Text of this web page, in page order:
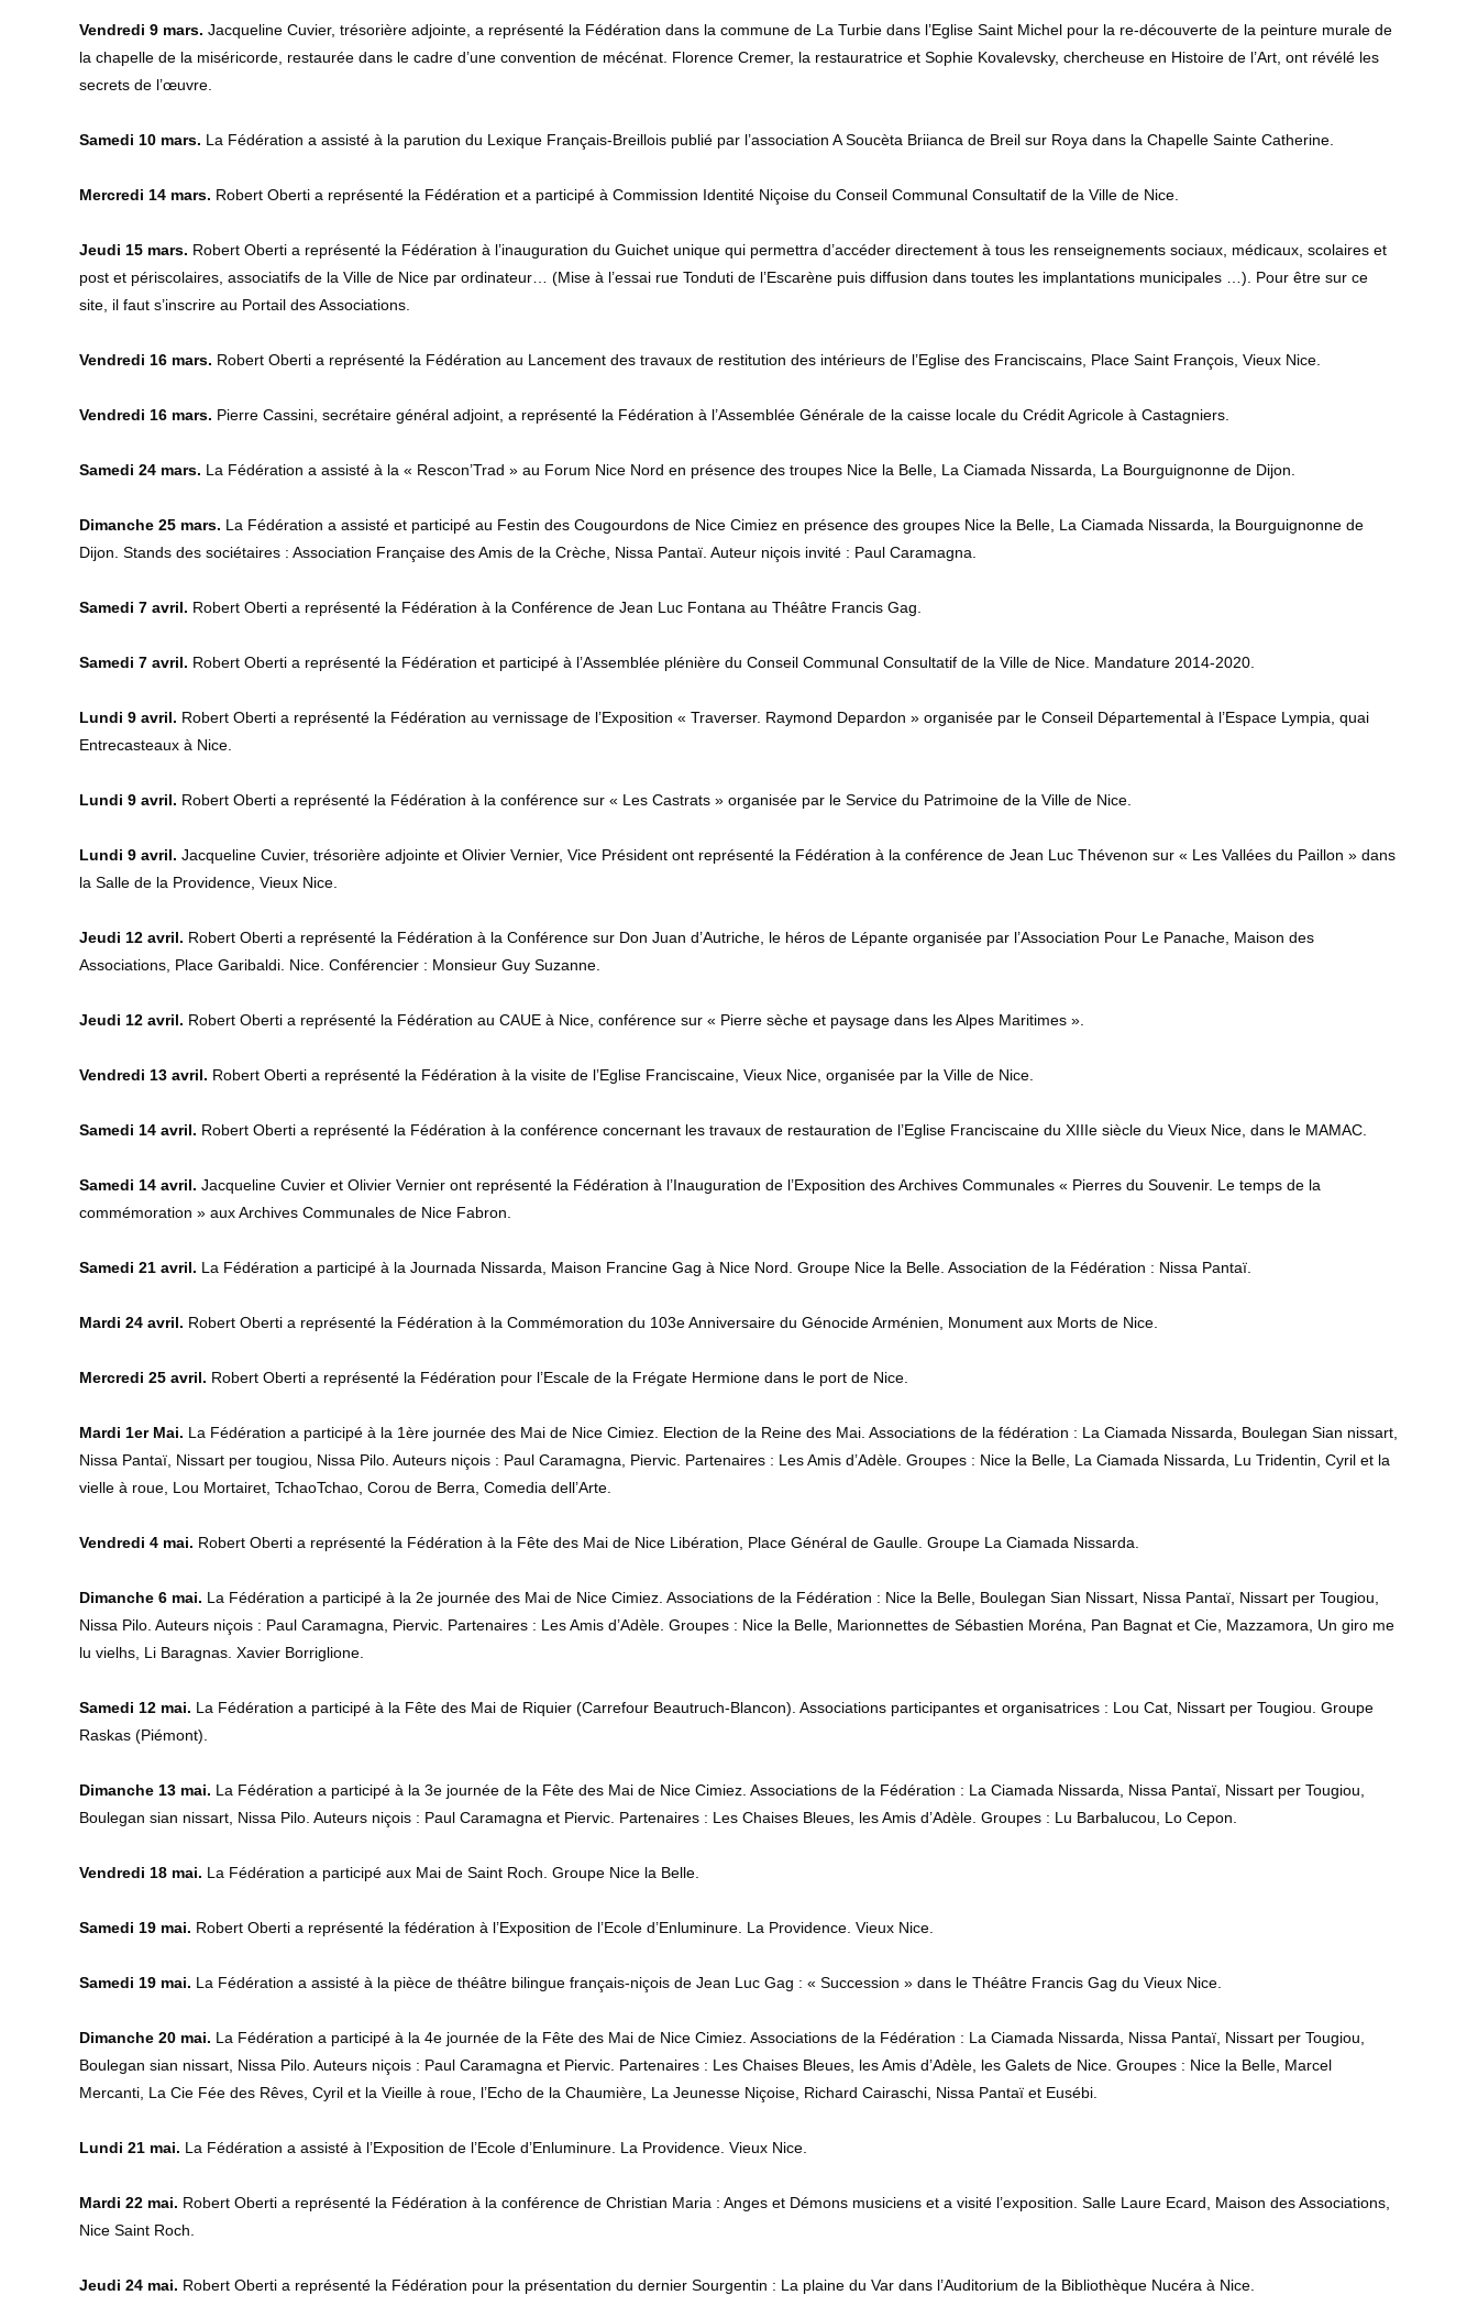
Vendredi 9 mars. Jacqueline Cuvier, trésorière adjointe, a représenté la Fédération dans la commune de La Turbie dans l’Eglise Saint Michel pour la re-découverte de la peinture murale de
la chapelle de la miséricorde, restaurée dans le cadre d’une convention de mécénat. Florence Cremer, la restauratrice et Sophie Kovalevsky, chercheuse en Histoire de l’Art, ont révélé les
secrets de l’œuvre.
Samedi 10 mars. La Fédération a assisté à la parution du Lexique Français-Breillois publié par l’association A Soucèta Briianca de Breil sur Roya dans la Chapelle Sainte Catherine.
Mercredi 14 mars. Robert Oberti a représenté la Fédération et a participé à Commission Identité Niçoise du Conseil Communal Consultatif de la Ville de Nice.
Jeudi 15 mars. Robert Oberti a représenté la Fédération à l’inauguration du Guichet unique qui permettra d’accéder directement à tous les renseignements sociaux, médicaux, scolaires et
post et périscolaires, associatifs de la Ville de Nice par ordinateur… (Mise à l’essai rue Tonduti de l’Escarène puis diffusion dans toutes les implantations municipales …). Pour être sur ce
site, il faut s’inscrire au Portail des Associations.
Vendredi 16 mars. Robert Oberti a représenté la Fédération au Lancement des travaux de restitution des intérieurs de l’Eglise des Franciscains, Place Saint François, Vieux Nice.
Vendredi 16 mars. Pierre Cassini, secrétaire général adjoint, a représenté la Fédération à l’Assemblée Générale de la caisse locale du Crédit Agricole à Castagniers.
Samedi 24 mars. La Fédération a assisté à la « Rescon’Trad » au Forum Nice Nord en présence des troupes Nice la Belle, La Ciamada Nissarda, La Bourguignonne de Dijon.
Dimanche 25 mars. La Fédération a assisté et participé au Festin des Cougourdons de Nice Cimiez en présence des groupes Nice la Belle, La Ciamada Nissarda, la Bourguignonne de
Dijon. Stands des sociétaires : Association Française des Amis de la Crèche, Nissa Pantaï. Auteur niçois invité : Paul Caramagna.
Samedi 7 avril. Robert Oberti a représenté la Fédération à la Conférence de Jean Luc Fontana au Théâtre Francis Gag.
Samedi 7 avril. Robert Oberti a représenté la Fédération et participé à l’Assemblée plénière du Conseil Communal Consultatif de la Ville de Nice. Mandature 2014-2020.
Lundi 9 avril. Robert Oberti a représenté la Fédération au vernissage de l’Exposition « Traverser. Raymond Depardon » organisée par le Conseil Départemental à l’Espace Lympia, quai
Entrecasteaux à Nice.
Lundi 9 avril. Robert Oberti a représenté la Fédération à la conférence sur « Les Castrats » organisée par le Service du Patrimoine de la Ville de Nice.
Lundi 9 avril. Jacqueline Cuvier, trésorière adjointe et Olivier Vernier, Vice Président ont représenté la Fédération à la conférence de Jean Luc Thévenon sur « Les Vallées du Paillon » dans
la Salle de la Providence, Vieux Nice.
Jeudi 12 avril. Robert Oberti a représenté la Fédération à la Conférence sur Don Juan d’Autriche, le héros de Lépante organisée par l’Association Pour Le Panache, Maison des
Associations, Place Garibaldi. Nice. Conférencier : Monsieur Guy Suzanne.
Jeudi 12 avril. Robert Oberti a représenté la Fédération au CAUE à Nice, conférence sur « Pierre sèche et paysage dans les Alpes Maritimes ».
Vendredi 13 avril. Robert Oberti a représenté la Fédération à la visite de l’Eglise Franciscaine, Vieux Nice, organisée par la Ville de Nice.
Samedi 14 avril. Robert Oberti a représenté la Fédération à la conférence concernant les travaux de restauration de l’Eglise Franciscaine du XIIIe siècle du Vieux Nice, dans le MAMAC.
Samedi 14 avril. Jacqueline Cuvier et Olivier Vernier ont représenté la Fédération à l’Inauguration de l’Exposition des Archives Communales « Pierres du Souvenir. Le temps de la
commémoration » aux Archives Communales de Nice Fabron.
Samedi 21 avril. La Fédération a participé à la Journada Nissarda, Maison Francine Gag à Nice Nord. Groupe Nice la Belle. Association de la Fédération : Nissa Pantaï.
Mardi 24 avril. Robert Oberti a représenté la Fédération à la Commémoration du 103e Anniversaire du Génocide Arménien, Monument aux Morts de Nice.
Mercredi 25 avril. Robert Oberti a représenté la Fédération pour l’Escale de la Frégate Hermione dans le port de Nice.
Mardi 1er Mai. La Fédération a participé à la 1ère journée des Mai de Nice Cimiez. Election de la Reine des Mai. Associations de la fédération : La Ciamada Nissarda, Boulegan Sian nissart,
Nissa Pantaï, Nissart per tougiou, Nissa Pilo. Auteurs niçois : Paul Caramagna, Piervic. Partenaires : Les Amis d’Adèle. Groupes : Nice la Belle, La Ciamada Nissarda, Lu Tridentin, Cyril et la
vielle à roue, Lou Mortairet, TchaoTchao, Corou de Berra, Comedia dell’Arte.
Vendredi 4 mai. Robert Oberti a représenté la Fédération à la Fête des Mai de Nice Libération, Place Général de Gaulle. Groupe La Ciamada Nissarda.
Dimanche 6 mai. La Fédération a participé à la 2e journée des Mai de Nice Cimiez. Associations de la Fédération : Nice la Belle, Boulegan Sian Nissart, Nissa Pantaï, Nissart per Tougiou,
Nissa Pilo. Auteurs niçois : Paul Caramagna, Piervic. Partenaires : Les Amis d’Adèle. Groupes : Nice la Belle, Marionnettes de Sébastien Moréna, Pan Bagnat et Cie, Mazzamora, Un giro me
lu vielhs, Li Baragnas. Xavier Borriglione.
Samedi 12 mai. La Fédération a participé à la Fête des Mai de Riquier (Carrefour Beautruch-Blancon). Associations participantes et organisatrices : Lou Cat, Nissart per Tougiou. Groupe
Raskas (Piémont).
Dimanche 13 mai. La Fédération a participé à la 3e journée de la Fête des Mai de Nice Cimiez. Associations de la Fédération : La Ciamada Nissarda, Nissa Pantaï, Nissart per Tougiou,
Boulegan sian nissart, Nissa Pilo. Auteurs niçois : Paul Caramagna et Piervic. Partenaires : Les Chaises Bleues, les Amis d’Adèle. Groupes : Lu Barbalucou, Lo Cepon.
Vendredi 18 mai. La Fédération a participé aux Mai de Saint Roch. Groupe Nice la Belle.
Samedi 19 mai. Robert Oberti a représenté la fédération à l’Exposition de l’Ecole d’Enluminure. La Providence. Vieux Nice.
Samedi 19 mai. La Fédération a assisté à la pièce de théâtre bilingue français-niçois de Jean Luc Gag : « Succession » dans le Théâtre Francis Gag du Vieux Nice.
Dimanche 20 mai. La Fédération a participé à la 4e journée de la Fête des Mai de Nice Cimiez. Associations de la Fédération : La Ciamada Nissarda, Nissa Pantaï, Nissart per Tougiou,
Boulegan sian nissart, Nissa Pilo. Auteurs niçois : Paul Caramagna et Piervic. Partenaires : Les Chaises Bleues, les Amis d’Adèle, les Galets de Nice. Groupes : Nice la Belle, Marcel
Mercanti, La Cie Fée des Rêves, Cyril et la Vieille à roue, l’Echo de la Chaumière, La Jeunesse Niçoise, Richard Cairaschi, Nissa Pantaï et Eusébi.
Lundi 21 mai. La Fédération a assisté à l’Exposition de l’Ecole d’Enluminure. La Providence. Vieux Nice.
Mardi 22 mai. Robert Oberti a représenté la Fédération à la conférence de Christian Maria : Anges et Démons musiciens et a visité l’exposition. Salle Laure Ecard, Maison des Associations,
Nice Saint Roch.
Jeudi 24 mai. Robert Oberti a représenté la Fédération pour la présentation du dernier Sourgentin : La plaine du Var dans l’Auditorium de la Bibliothèque Nucéra à Nice.